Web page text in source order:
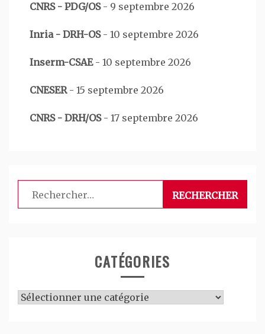
CNRS - PDG/OS- 9 septembre 2026
Inria - DRH-OS- 10 septembre 2026
Inserm-CSAE- 10 septembre 2026
CNESER- 15 septembre 2026
CNRS - DRH/OS- 17 septembre 2026
Rechercher :
CATÉGORIES
Catégories